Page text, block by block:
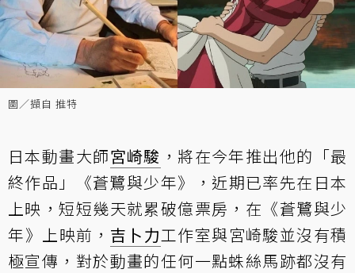
圖／擷自 推特
日本動畫大師宮崎駿 ，將在今年推出他的「最
終作品」《蒼鷺與少年 》，近期已率先在日本
上映，短短幾天就累破億票房，在《蒼鷺與少
年 》上映前， 吉卜力工作室與宮崎駿並沒有積
極宣傳，對於動畫的任何一點蛛絲馬跡都沒有